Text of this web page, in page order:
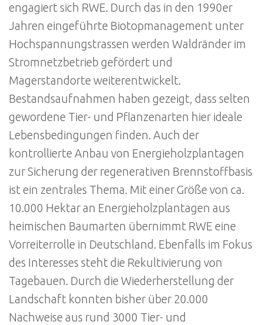
engagiert sich RWE. Durch das in den 1990er
Jahren eingeführte Biotopmanagement unter
Hochspannungstrassen werden Waldränder im
Stromnetzbetrieb gefördert und
Magerstandorte weiterentwickelt.
Bestandsaufnahmen haben gezeigt, dass selten
gewordene Tier- und Pflanzenarten hier ideale
Lebensbedingungen finden. Auch der
kontrollierte Anbau von Energieholzplantagen
zur Sicherung der regenerativen Brennstoffbasis
ist ein zentrales Thema. Mit einer Größe von ca.
10.000 Hektar an Energieholzplantagen aus
heimischen Baumarten übernimmt RWE eine
Vorreiterrolle in Deutschland. Ebenfalls im Fokus
des Interesses steht die Rekultivierung von
Tagebauen. Durch die Wiederherstellung der
Landschaft konnten bisher über 20.000
Nachweise aus rund 3000 Tier- und